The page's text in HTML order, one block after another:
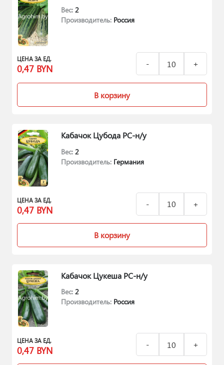
Вес: 2
Производитель: Россия
ЦЕНА ЗА ЕД.
0,47 BYN
В корзину
Кабачок Цубода РС-н/у
Вес: 2
Производитель: Германия
ЦЕНА ЗА ЕД.
0,47 BYN
В корзину
Кабачок Цукеша РС-н/у
Вес: 2
Производитель: Россия
ЦЕНА ЗА ЕД.
0,47 BYN